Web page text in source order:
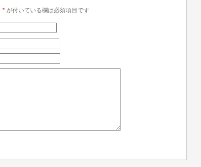
* が付いている欄は必須項目です